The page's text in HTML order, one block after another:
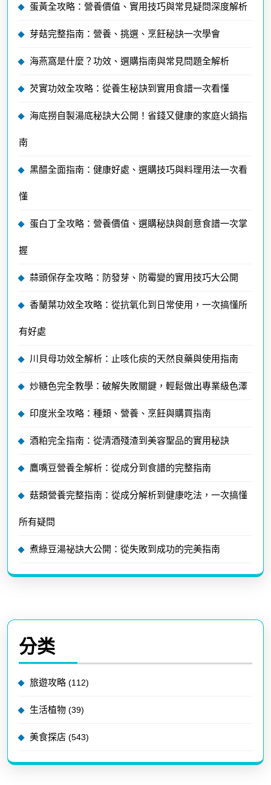
蛋黃全攻略：營養價值、實用技巧與常見疑問深度解析
芽菇完整指南：營養、挑選、烹飪秘訣一次學會
海燕窩是什麼？功效、選購指南與常見問題全解析
芡實功效全攻略：從養生秘訣到實用食譜一次看懂
海底撈自製湯底秘訣大公開！省錢又健康的家庭火鍋指
南
黑醋全面指南：健康好處、選購技巧與料理用法一次看
懂
蛋白丁全攻略：營養價值、選購秘訣與創意食譜一次掌
握
蒜頭保存全攻略：防發芽、防霉變的實用技巧大公開
香蘭葉功效全攻略：從抗氧化到日常使用，一次搞懂所
有好處
川貝母功效全解析：止咳化痰的天然良藥與使用指南
炒糖色完全教學：破解失敗關鍵，輕鬆做出專業級色澤
印度米全攻略：種類、營養、烹飪與購買指南
酒粕完全指南：從清酒殘渣到美容聖品的實用秘訣
鷹嘴豆營養全解析：從成分到食譜的完整指南
菇類營養完整指南：從成分解析到健康吃法，一次搞懂
所有疑問
煮綠豆湯祕訣大公開：從失敗到成功的完美指南
分类
旅遊攻略 (112)
生活植物 (39)
美食探店 (543)